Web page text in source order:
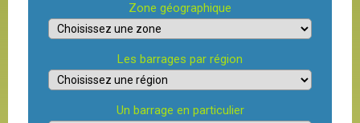
Zone géographique
Les barrages par région
Un barrage en particulier